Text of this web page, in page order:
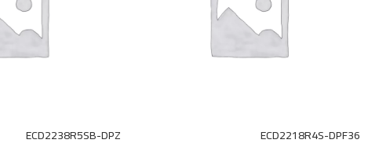
ECD2218R4S-DPF36
ECD2238R5SB-DPZ